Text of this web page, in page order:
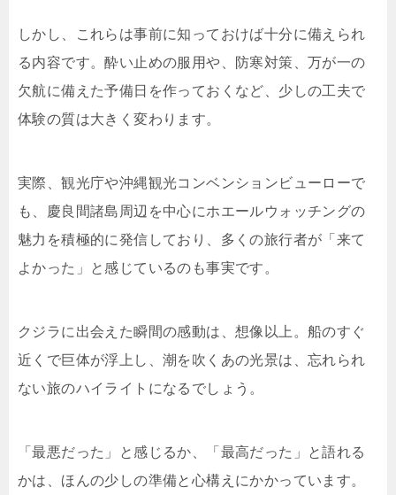
しかし、これらは事前に知っておけば十分に備えられ
る内容です。酔い止めの服用や、防寒対策、万が一の
欠航に備えた予備日を作っておくなど、少しの工夫で
体験の質は大きく変わります。
実際、観光庁や沖縄観光コンベンションビューローで
も、慶良間諸島周辺を中心にホエールウォッチングの
魅力を積極的に発信しており、多くの旅行者が「来て
よかった」と感じているのも事実です。
クジラに出会えた瞬間の感動は、想像以上。船のすぐ
近くで巨体が浮上し、潮を吹くあの光景は、忘れられ
ない旅のハイライトになるでしょう。
「最悪だった」と感じるか、「最高だった」と語れる
かは、ほんの少しの準備と心構えにかかっています。